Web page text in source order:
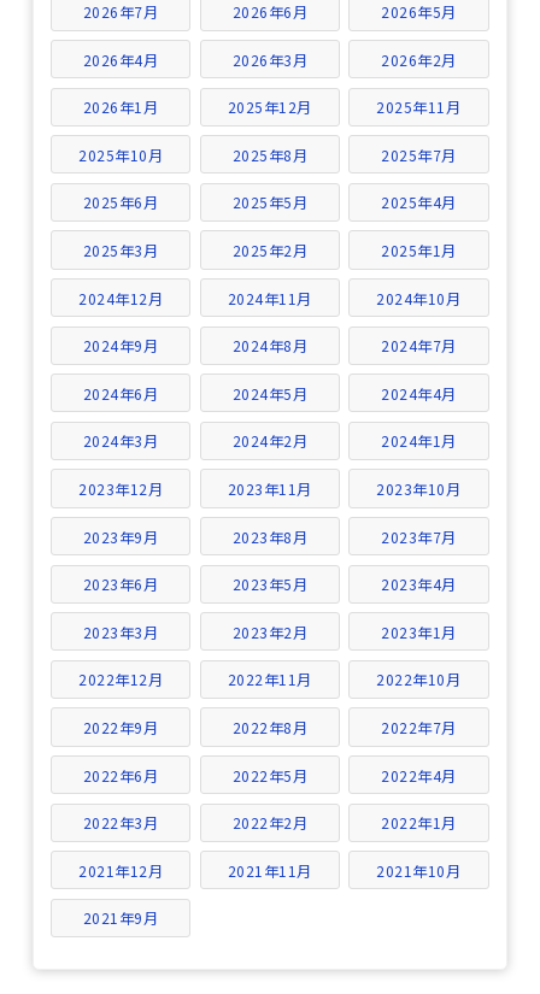
2026年7月 2026年6月 2026年5月
2026年4月 2026年3月 2026年2月
2026年1月 2025年12月 2025年11月
2025年10月 2025年8月 2025年7月
2025年6月 2025年5月 2025年4月
2025年3月 2025年2月 2025年1月
2024年12月 2024年11月 2024年10月
2024年9月 2024年8月 2024年7月
2024年6月 2024年5月 2024年4月
2024年3月 2024年2月 2024年1月
2023年12月 2023年11月 2023年10月
2023年9月 2023年8月 2023年7月
2023年6月 2023年5月 2023年4月
2023年3月 2023年2月 2023年1月
2022年12月 2022年11月 2022年10月
2022年9月 2022年8月 2022年7月
2022年6月 2022年5月 2022年4月
2022年3月 2022年2月 2022年1月
2021年12月 2021年11月 2021年10月
2021年9月